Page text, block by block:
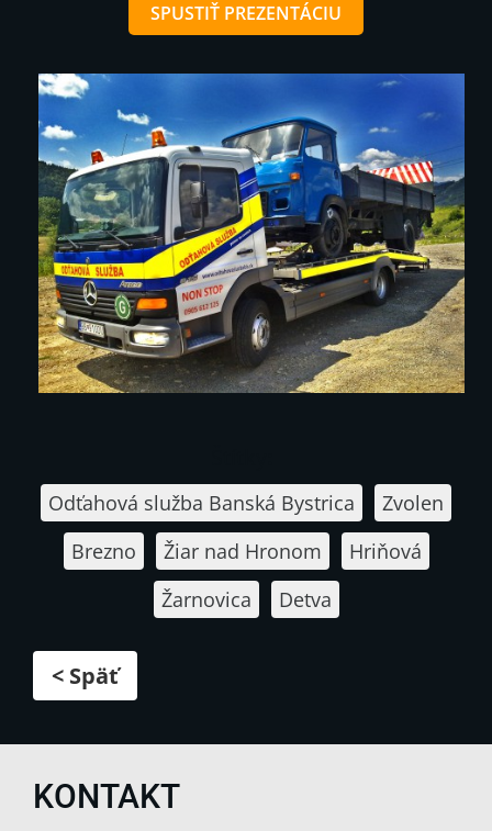
SPUSTIŤ PREZENTÁCIU
Odťahová služba Banská Bystrica
Zvolen
Brezno
Žiar nad Hronom
Hriňová
Žarnovica
Detva
< Späť
KONTAKT